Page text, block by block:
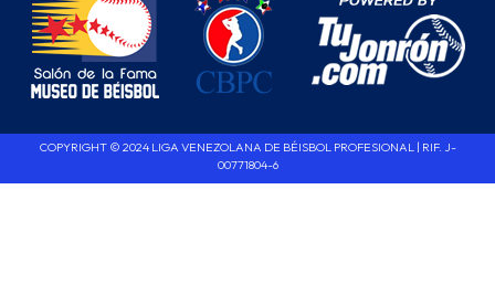
COPYRIGHT © 2024 LIGA VENEZOLANA DE BÉISBOL PROFESIONAL | RIF. J-
00771804-6